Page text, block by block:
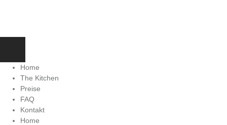
Home
The Kitchen
Preise
FAQ
Kontakt
Home